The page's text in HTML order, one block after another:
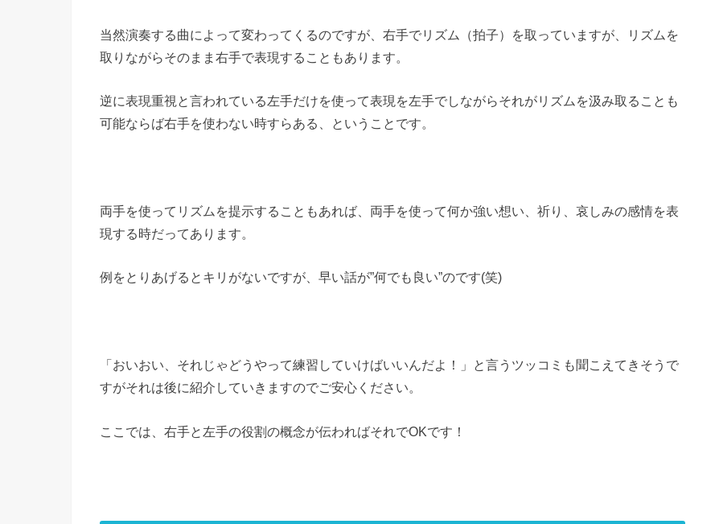
当然演奏する曲によって変わってくるのですが、右手でリズム（拍子）を取っていますが、リズムを
取りながらそのまま右手で表現することもあります。
逆に表現重視と言われている左手だけを使って表現を左手でしながらそれがリズムを汲み取ることも
可能ならば右手を使わない時すらある、ということです。
両手を使ってリズムを提示することもあれば、両手を使って何か強い想い、祈り、哀しみの感情を表
現する時だってあります。
例をとりあげるとキリがないですが、早い話が”何でも良い”のです(笑)
「おいおい、それじゃどうやって練習していけばいいんだよ！」と言うツッコミも聞こえてきそうで
すがそれは後に紹介していきますのでご安心ください。
ここでは、右手と左手の役割の概念が伝わればそれでOKです！